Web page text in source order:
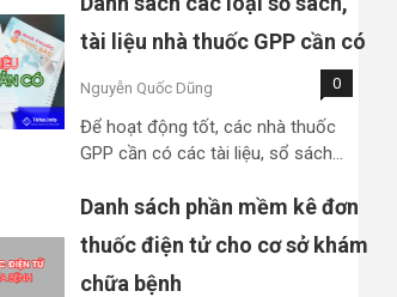
tài liệu nhà thuốc GPP cần có
Nguyễn Quốc Dũng 0
Để hoạt động tốt, các nhà thuốc
GPP cần có các tài liệu, sổ sách…
Danh sách phần mềm kê đơn
thuốc điện tử cho cơ sở khám
chữa bệnh